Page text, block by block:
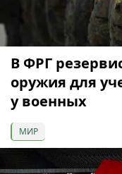
В ФРГ
оружия для
у военных
МИР